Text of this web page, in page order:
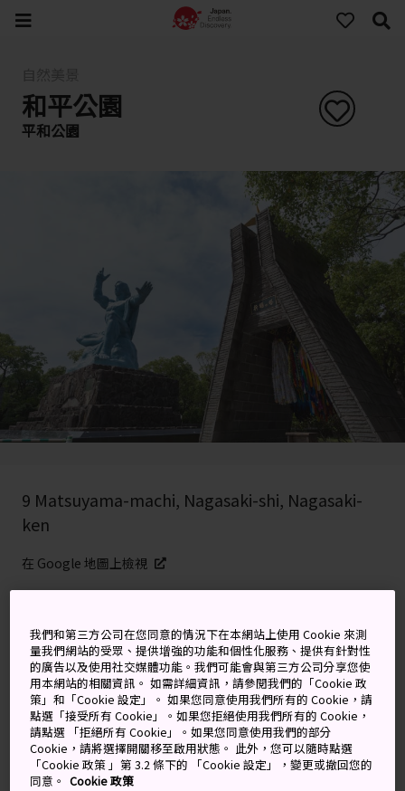
和平公園
平和公園
9 Matsuyama-machi, Nagasaki-shi, Nagasaki-
ken
在 Google 地圖上檢視
關鍵字 地圖
為原子彈爆炸受害者建造，一座
肅穆而警世的紀念碑
我們和第三方公司在您同意的情況下在本網站上使用 Cookie 來測
量我們網站的受眾、提供增強的功能和個性化服務、提供有針對性
的廣告以及使用社交媒體功能。我們可能會與第三方公司分享您使
用本網站的相關資訊。 如需詳細資訊，請參閱我們的「Cookie 政
策」和「Cookie 設定」。 如果您同意使用我們所有的 Cookie，請
點選「接受所有 Cookie」。如果您拒絕使用我們所有的 Cookie，
請點選 「拒絕所有 Cookie」。如果您同意使用我們的部分
Cookie，請將選擇開關移至啟用狀態。 此外，您可以隨時點選
「Cookie 政策 」第 3.2 條下的 「Cookie 設定」，變更或撤回您的
同意。 Cookie 政策